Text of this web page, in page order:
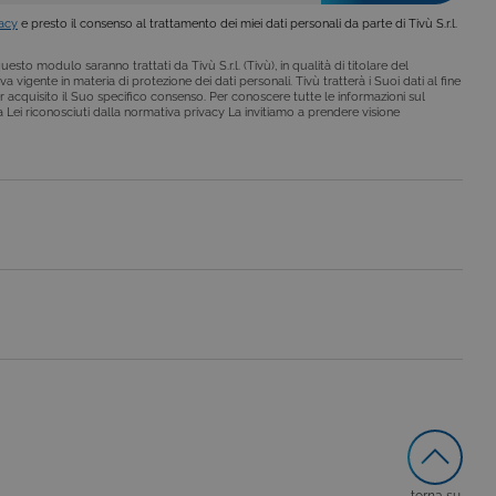
e presto il consenso al trattamento dei miei dati personali da parte di Tivù S.r.l.
modulo saranno trattati da Tivù S.r.l. (Tivù), in qualità di titolare del
vigente in materia di protezione dei dati personali. Tivù tratterà i Suoi dati al fine
il Suo specifico consenso. Per conoscere tutte le informazioni sul
riconosciuti dalla normativa privacy La invitiamo a prendere visione
generato casualmente
un sito e utilizzato per
dei siti. Per
sia